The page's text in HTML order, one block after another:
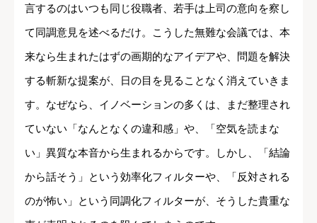
言するのはいつも同じ役職者、若手は上司の意向を察し
て同調意見を述べるだけ。こうした無難な会議では、本
来なら生まれたはずの画期的なアイデアや、問題を解決
する斬新な提案が、日の目を見ることなく消えていきま
す。なぜなら、イノベーションの多くは、まだ整理され
ていない「なんとなくの違和感」や、「空気を読まな
い」異質な本音から生まれるからです。しかし、「結論
から話そう」という効率化フィルターや、「反対される
のが怖い」という同調化フィルターが、そうした貴重な